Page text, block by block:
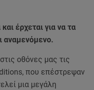
έρχεται για να τα
αναμενόμενο.
οθόνες μας τις
που επέστρεψαν
μια μεγάλη